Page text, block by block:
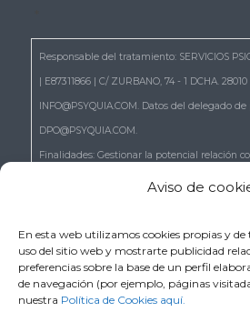
Aviso de
En esta web utilizamos cookies propias y
uso del sitio web y mostrarte publicidad
preferencias sobre la base de un perfil
de navegación (por ejemplo, páginas
nuestra Política de Cookies aquí.
Responsable del tratamiento: SERVICIOS
| E87311866 | C/ ZURBANO, 74 - 1 DCHA.
INFO@PSYQUIA.COM. Datos del delegado
DPO@PSYQUIA.COM.
Finalidades: Gestionar la potencial relación
22 del RGPD, de acceso, rectificación,
únicamente en el tratamiento automatizado